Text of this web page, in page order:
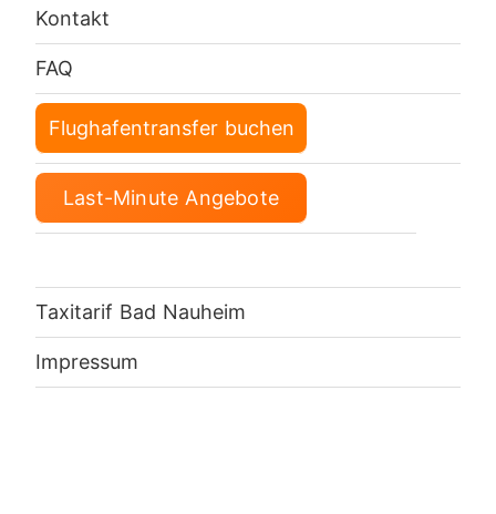
Kontakt
FAQ
Flughafentransfer buchen
Last-Minute Angebote
Taxitarif Bad Nauheim
Impressum